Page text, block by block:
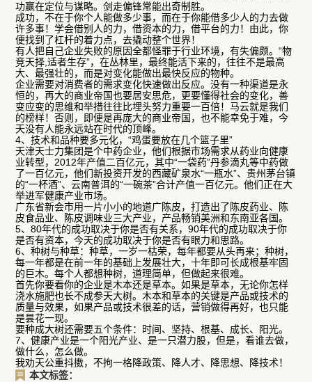
功赢在定位与谋略。剑走偏锋常能出奇制胜。
成功，不在于你个人能做多少事，而在于你能借多少人的力去做
许多事！学会借别人的力，借资本的力，借平台的力！由此，你
便找到了杠杆的着力点，去撬动整个世界！
有人把自己企业失败的原因全都怪罪于行业环境，有失偏颇。“物
竞天择,适者生存”，在丛林里，最终能活下来的，往往不是最高
大、最强壮的，而是对变化能做出最快反应的物种。
企业需要对消费者的需求变化快速做出反应。没有一种渠道是永
恒的，再大的商业帝国也要居安思危，更要懂得社会的变化，善
变应变的思维和举措往往比埋头努力重要一百倍！马云就是我们
的榜样！否则，即便是再庞大的商业帝国，也不能幸免于难，今
天没有人能永远站在时代的顶峰。
4、技术和品种要多元化，“鸡蛋要放在几个篮子里”
天津天士力集团是个中药企业，他们根据市场需求从药业向健康
业转型，2012年产值二百亿元，其中“一袋药”丹参滴丸等中药做
了一百亿元，他们新投资开发的西藏矿泉水“一瓶水”、贵州茅台镇
的“一杯酒”、云南普洱的“一碗茶”合计产值一百亿元。他们正在大
举进军健康产业市场。
广东省新会市用一片小小的地道广陈皮，打造出了陈皮药业、陈
皮食品业、陈皮调味业三大产业，产品畅销美洲和东南亚各国。
5、80年代的成功取决于你是否有关系，90年代的成功取决于你
是否有资本，今天的成功取决于你是否有眼力和思路。
6、种树与种草：种草，一岁一枯荣，每年都要从头再来；种树，
每一年都是在前一年的基础上发展壮大，十年即可长成根基牢固
的巨木。每个人都想种树，道理简单，但做起来很难。
首先你要看你的企业是木本还是草本。如果是草本，无论你怎样
浇水施肥也长不成参天大树。木本和草本的关键是产品或技术的
质量与效果，如果产品或技术很差的话，营销做得再好，也只能
是昙花一现。
要种成大树还需要五个条件：时间、坚持、根基、成长、阳光。
7、健康产业是一个阳光产业、是一只潜力股，但是，看谁去做，
做什么，怎么做。
我劝天公重抖擞，不拘一格降政策、降人才、降思想、降技术！
本文标签：